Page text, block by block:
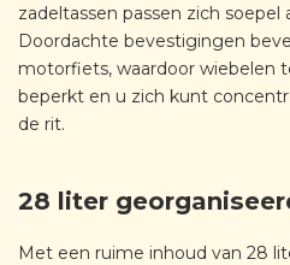
zadeltassen passen zich
Doordachte bevestigingen
motorfiets, waardoor wiebelen
beperkt en u zich kunt
de rit.
28 liter
Met een ruime inhoud van 28